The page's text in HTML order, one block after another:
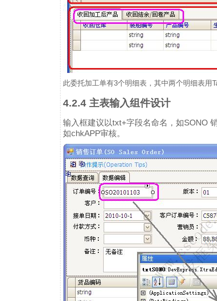
此委托加工单有3个明细表，其中两个明细表用
4.2.4 主表输入组件设计
输入框建议以txt+字段名命名，如SONO
如chkAPP审核。